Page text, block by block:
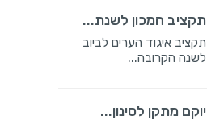
תקציב המכון לשנת...
תקציב איגוד הערים לביוב
לשנה הקרובה...
יוקם מתקן לסינון...